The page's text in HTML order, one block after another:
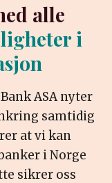
alle
i
ASA nyter
samtidig
at vi kan
i Norge
sikrer oss